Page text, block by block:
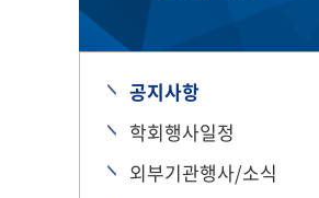
공지사항
학회행사일정
외부기관행사/소식